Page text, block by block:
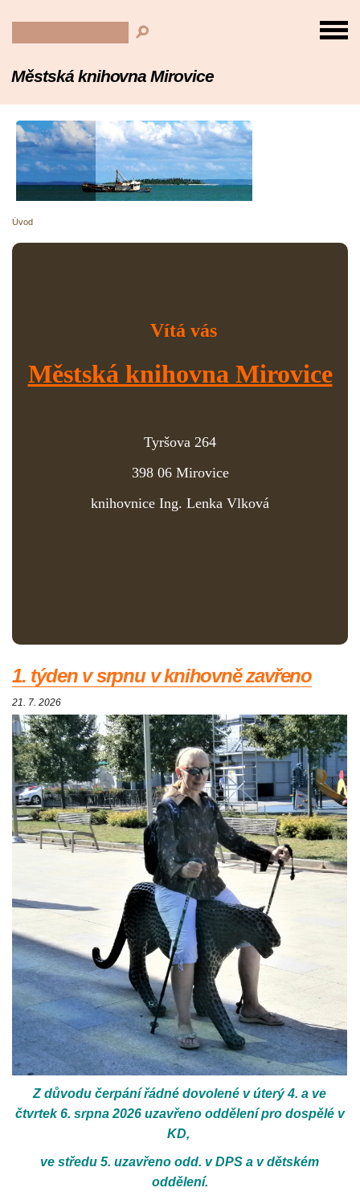
Městská knihovna Mirovice
Úvod
Vítá vás
Městská knihovna Mirovice
Tyršova 264
398 06 Mirovice
knihovnice Ing. Lenka Vlková
1. týden v srpnu v knihovně zavřeno
21. 7. 2026
Z důvodu čerpání řádné dovolené v úterý 4. a ve
čtvrtek 6. srpna 2026 uzavřeno oddělení pro dospělé v
KD,
ve středu 5. uzavřeno odd. v DPS a v dětském
oddělení.